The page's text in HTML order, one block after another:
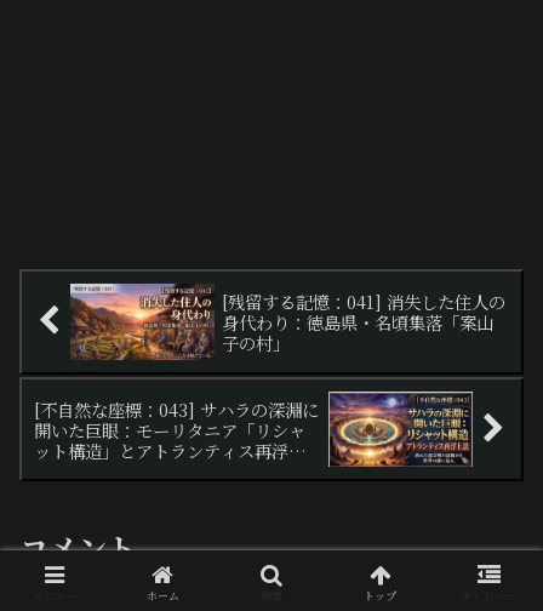
​[残留する記憶：041] 消失した住人の
身代わり：徳島県・名頃集落「案山
子の村」
[不自然な座標：043] サハラの深淵に
開いた巨眼：モーリタニア「リシャ
ット構造」とアトランティス再浮上
コメント
ホーム トップ